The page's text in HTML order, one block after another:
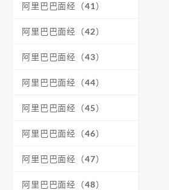
阿里巴巴面经（41）
阿里巴巴面经（42）
阿里巴巴面经（43）
阿里巴巴面经（44）
阿里巴巴面经（45）
阿里巴巴面经（46）
阿里巴巴面经（47）
阿里巴巴面经（48）